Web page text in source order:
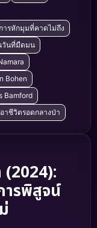
การหักมุมที่คาดไม่ถึง
วันที่มืดมน
Bohen
Bamford
อาชีวิตรอดกลางป่า
ารพิสูจน์